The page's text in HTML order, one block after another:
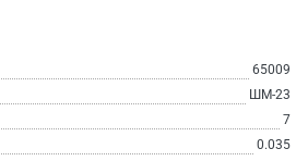
65009
ШМ-23
7
0.035